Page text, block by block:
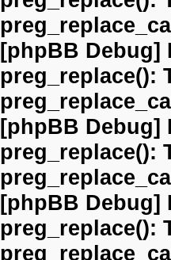
[phpBB Debug]
preg_replace():
[phpBB Debug]
preg_replace():
[phpBB Debug]
preg_replace():